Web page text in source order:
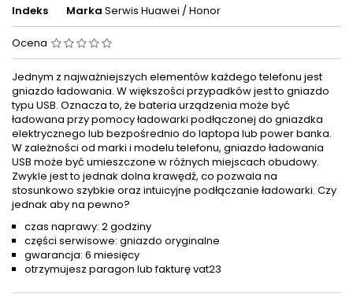
Indeks Marka Serwis Huawei / Honor
Ocena
Jednym z najważniejszych elementów każdego telefonu jest
gniazdo ładowania. W większości przypadków jest to gniazdo
typu USB. Oznacza to, że bateria urządzenia może być
ładowana przy pomocy ładowarki podłączonej do gniazdka
elektrycznego lub bezpośrednio do laptopa lub power banka.
W zależności od marki i modelu telefonu, gniazdo ładowania
USB może być umieszczone w różnych miejscach obudowy.
Zwykle jest to jednak dolna krawędź, co pozwala na
stosunkowo szybkie oraz intuicyjne podłączanie ładowarki. Czy
jednak aby na pewno?
czas naprawy: 2 godziny
części serwisowe: gniazdo oryginalne
gwarancja: 6 miesięcy
otrzymujesz paragon lub fakturę vat23